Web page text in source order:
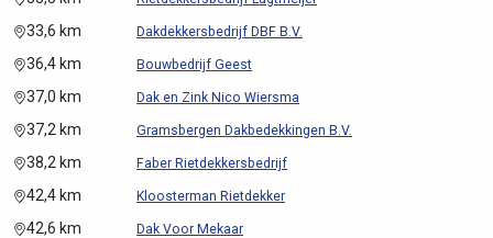
33,6 km Dakdekkersbedrijf DBF B.V.
36,4 km Bouwbedrijf Geest
37,0 km Dak en Zink Nico Wiersma
37,2 km Gramsbergen Dakbedekkingen B.V.
38,2 km Faber Rietdekkersbedrijf
42,4 km Kloosterman Rietdekker
42,6 km Dak Voor Mekaar